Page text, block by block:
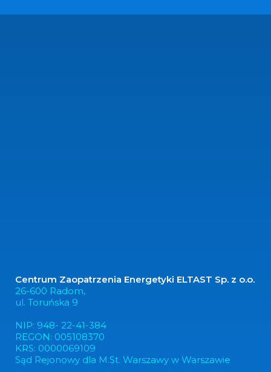
Centrum Zaopatrzenia Energetyki ELTAST Sp. z o.o.
26-600 Radom,
ul. Toruńska 9
NIP: 948- 22-41-384
REGON: 005108370
KRS: 0000069109
Sąd Rejonowy dla M.St. Warszawy w Warszawie